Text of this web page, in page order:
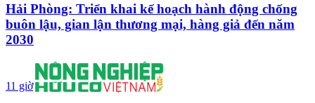
Hải Phòng: Triển khai kế hoạch hành động chống
buôn lậu, gian lận thương mại, hàng giả đến năm
2030
11 giờ